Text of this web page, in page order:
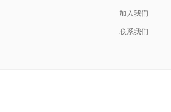
加入我们
联系我们